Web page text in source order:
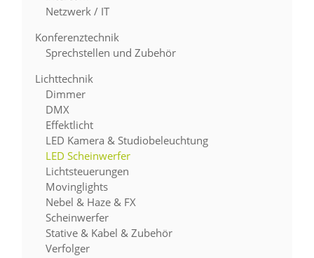
Netzwerk / IT
Konferenztechnik
Sprechstellen und Zubehör
Lichttechnik
Dimmer
DMX
Effektlicht
LED Kamera & Studiobeleuchtung
LED Scheinwerfer
Lichtsteuerungen
Movinglights
Nebel & Haze & FX
Scheinwerfer
Stative & Kabel & Zubehör
Verfolger